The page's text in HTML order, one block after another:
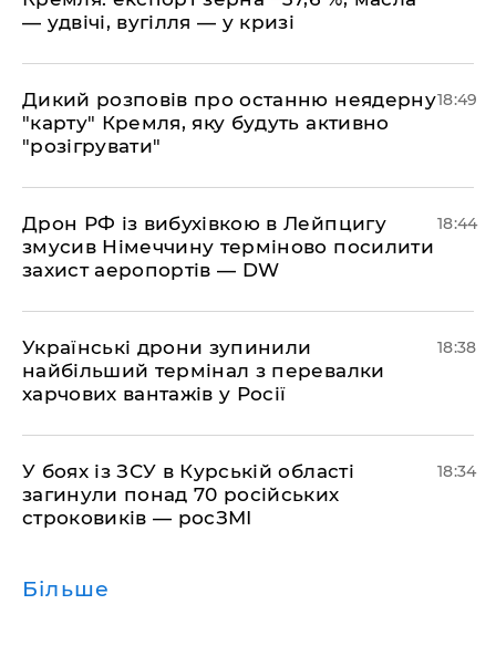
— удвічі, вугілля — у кризі
​Дикий розповів про останню неядерну
"карту" Кремля, яку будуть активно
"розігрувати"
18:49
​Дрон РФ із вибухівкою в Лейпцигу
змусив Німеччину терміново посилити
захист аеропортів — DW
18:44
​Українські дрони зупинили
найбільший термінал з перевалки
харчових вантажів у Росії
18:38
​У боях із ЗСУ в Курській області
загинули понад 70 російських
строковиків — росЗМІ
18:34
Більше